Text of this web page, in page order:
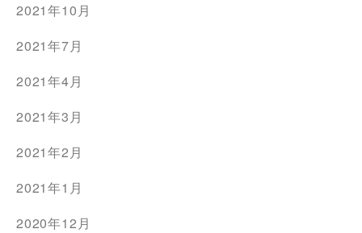
2021年10月
2021年7月
2021年4月
2021年3月
2021年2月
2021年1月
2020年12月